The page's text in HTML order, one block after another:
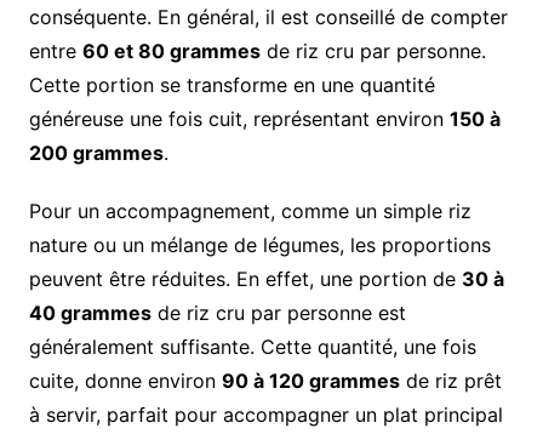
conséquente. En général, il est conseillé de compter
entre 60 et 80 grammesde riz cru par personne.
Cette portion se transforme en une quantité
généreuse une fois cuit, représentant environ 150 à
200 grammes.
Pour un accompagnement, comme un simple riz
nature ou un mélange de légumes, les proportions
peuvent être réduites. En effet, une portion de 30 à
40 grammesde riz cru par personne est
généralement suffisante. Cette quantité, une fois
cuite, donne environ 90 à 120 grammesde riz prêt
à servir, parfait pour accompagner un plat principal